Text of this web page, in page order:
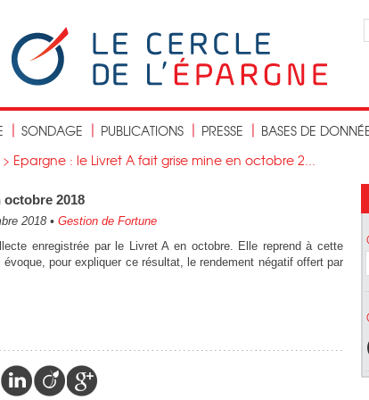
SONDAGE PUBLICATIONS PRESSE BASES DE
> Epargne : le Livret A fait grise mine en octobre 2...
2018
2018 • Gestion de Fortune
enregistrée par le Livret A en octobre. Elle reprend à cette
évoque, pour expliquer ce résultat, le rendement négatif offert par